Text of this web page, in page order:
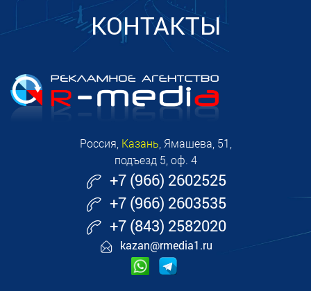
КОНТАКТЫ
Россия, Казань, Ямашева, 51,
подъезд 5, оф. 4
+7 (966) 2602525
+7 (966) 2603535
+7 (843) 2582020
kazan@rmedia1.ru